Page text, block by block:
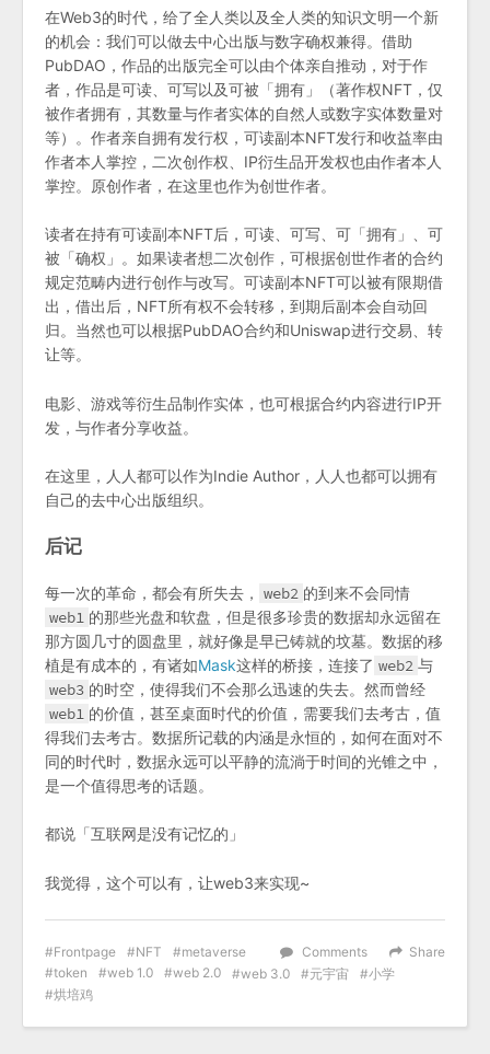
在Web3的时代，给了全人类以及全人类的知识文明一个新
的机会：我们可以做去中心出版与数字确权兼得。借助
PubDAO，作品的出版完全可以由个体亲自推动，对于作
者，作品是可读、可写以及可被「拥有」（著作权NFT，仅
被作者拥有，其数量与作者实体的自然人或数字实体数量对
等）。作者亲自拥有发行权，可读副本NFT发行和收益率由
作者本人掌控，二次创作权、IP衍生品开发权也由作者本人
掌控。原创作者，在这里也作为创世作者。
读者在持有可读副本NFT后，可读、可写、可「拥有」、可
被「确权」。如果读者想二次创作，可根据创世作者的合约
规定范畴内进行创作与改写。可读副本NFT可以被有限期借
出，借出后，NFT所有权不会转移，到期后副本会自动回
归。当然也可以根据PubDAO合约和Uniswap进行交易、转
让等。
电影、游戏等衍生品制作实体，也可根据合约内容进行IP开
发，与作者分享收益。
在这里，人人都可以作为Indie Author，人人也都可以拥有
自己的去中心出版组织。
后记
每一次的革命，都会有所失去， web2 的到来不会同情
web1 的那些光盘和软盘，但是很多珍贵的数据却永远留在
那方圆几寸的圆盘里，就好像是早已铸就的坟墓。数据的移
植是有成本的，有诸如Mask这样的桥接，连接了 web2 与
web3 的时空，使得我们不会那么迅速的失去。然而曾经
web1 的价值，甚至桌面时代的价值，需要我们去考古，值
得我们去考古。数据所记载的内涵是永恒的，如何在面对不
同的时代时，数据永远可以平静的流淌于时间的光锥之中，
是一个值得思考的话题。
都说「互联网是没有记忆的」
我觉得，这个可以有，让web3来实现~
Share
Comments
Frontpage NFT
metaverse
token
web 1.0 web 2.0 web 3.0 元宇宙
小学
烘培鸡